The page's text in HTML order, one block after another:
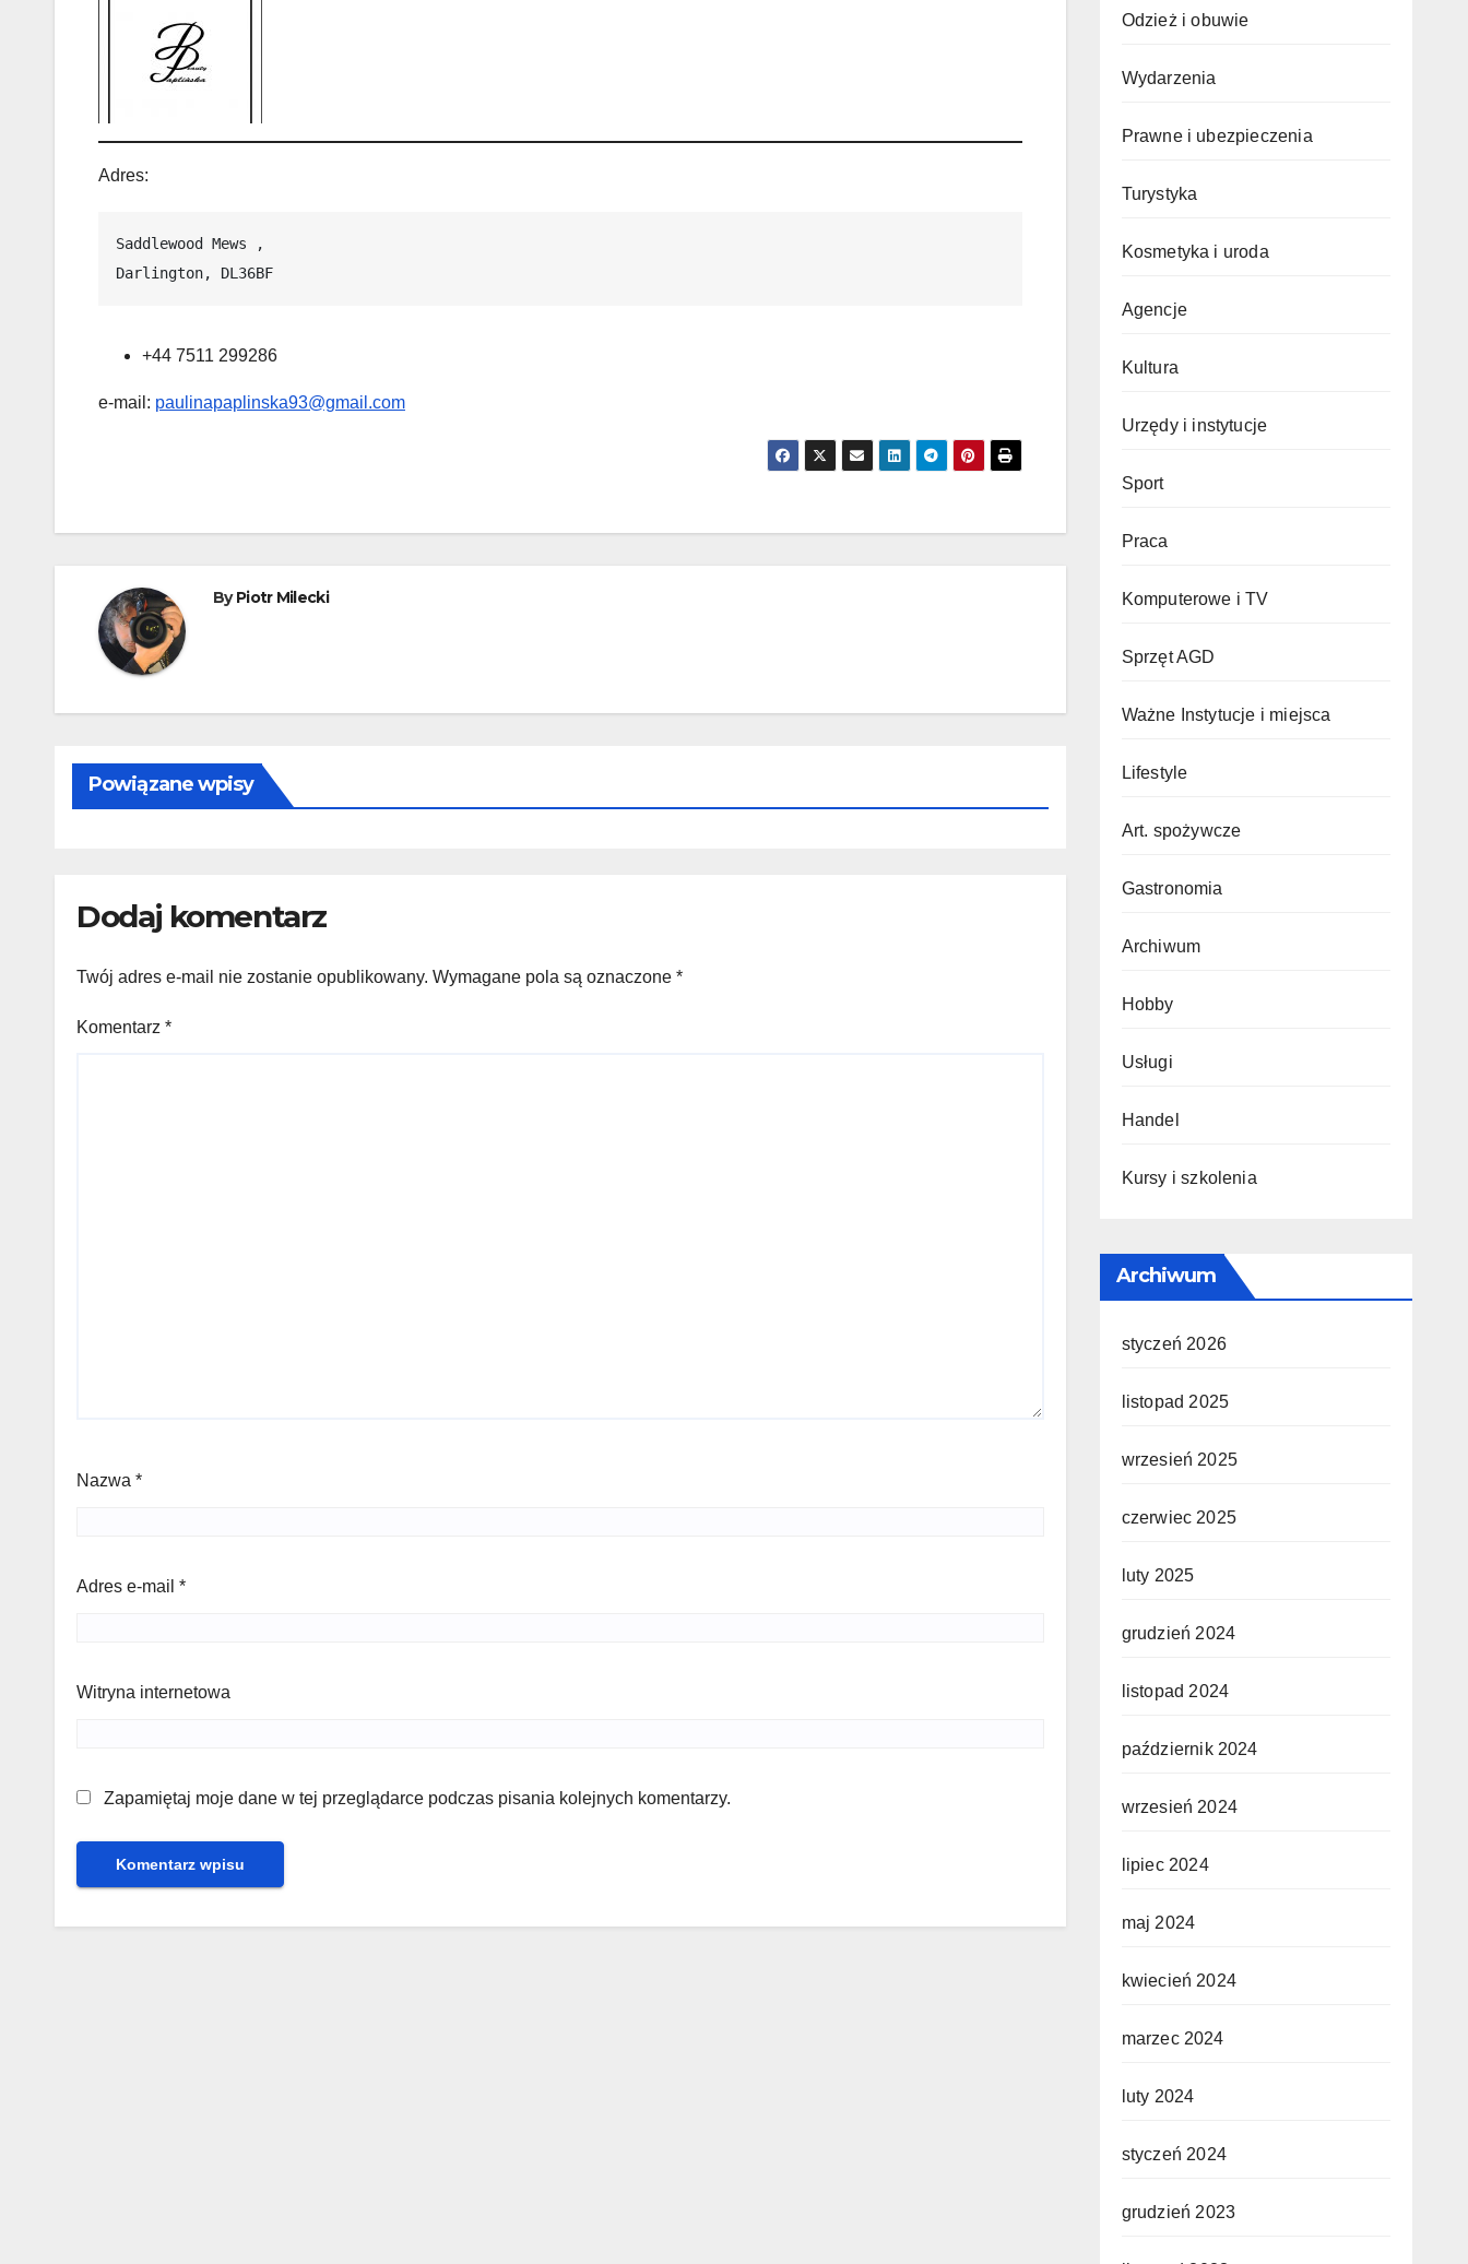
Adres:
Saddlewood Mews ,
Darlington, DL36BF
+44 7511 299286
e-mail: paulinapaplinska93@gmail.com
ByPiotr Milecki
Powiązane wpisy
Dodaj komentarz
Twój adres e-mail nie zostanie opublikowany. Wymagane pola są oznaczone *
Komentarz *
Nazwa *
Adres e-mail *
Witryna internetowa
Zapamiętaj moje dane w tej przeglądarce podczas pisania kolejnych komentarzy.
Odzież i obuwie
Wydarzenia
Prawne i ubezpieczenia
Turystyka
Kosmetyka i uroda
Agencje
Kultura
Urzędy i instytucje
Sport
Praca
Komputerowe i TV
Sprzęt AGD
Ważne Instytucje i miejsca
Lifestyle
Art. spożywcze
Gastronomia
Archiwum
Hobby
Usługi
Handel
Kursy i szkolenia
Archiwum
styczeń 2026
listopad 2025
wrzesień 2025
czerwiec 2025
luty 2025
grudzień 2024
listopad 2024
październik 2024
wrzesień 2024
lipiec 2024
maj 2024
kwiecień 2024
marzec 2024
luty 2024
styczeń 2024
grudzień 2023